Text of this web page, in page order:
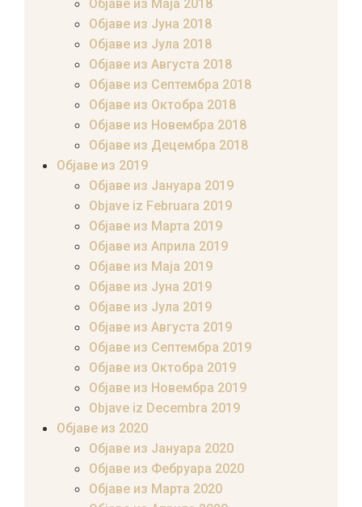
Објаве из Маја 2018
Објаве из Јуна 2018
Објаве из Јула 2018
Објаве из Августа 2018
Објаве из Септембра 2018
Објаве из Октобра 2018
Објаве из Новембра 2018
Објаве из Децембра 2018
Објаве из 2019
Објаве из Јануара 2019
Objave iz Februara 2019
Објаве из Марта 2019
Објаве из Априла 2019
Објаве из Маја 2019
Објаве из Јуна 2019
Објаве из Јула 2019
Објаве из Августа 2019
Објаве из Септембра 2019
Објаве из Октобра 2019
Објаве из Новембра 2019
Objave iz Decembra 2019
Објаве из 2020
Објаве из Јануара 2020
Објаве из Фебруара 2020
Објаве из Марта 2020